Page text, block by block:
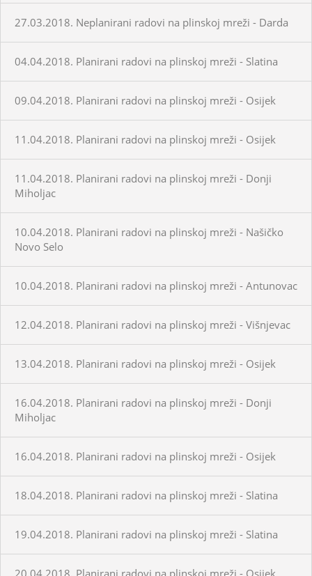
27.03.2018. Neplanirani radovi na plinskoj mreži - Darda
04.04.2018. Planirani radovi na plinskoj mreži - Slatina
09.04.2018. Planirani radovi na plinskoj mreži - Osijek
11.04.2018. Planirani radovi na plinskoj mreži - Osijek
11.04.2018. Planirani radovi na plinskoj mreži - Donji
Miholjac
10.04.2018. Planirani radovi na plinskoj mreži - Našičko
Novo Selo
10.04.2018. Planirani radovi na plinskoj mreži - Antunovac
12.04.2018. Planirani radovi na plinskoj mreži - Višnjevac
13.04.2018. Planirani radovi na plinskoj mreži - Osijek
16.04.2018. Planirani radovi na plinskoj mreži - Donji
Miholjac
16.04.2018. Planirani radovi na plinskoj mreži - Osijek
18.04.2018. Planirani radovi na plinskoj mreži - Slatina
19.04.2018. Planirani radovi na plinskoj mreži - Slatina
20.04.2018. Planirani radovi na plinskoj mreži - Osijek